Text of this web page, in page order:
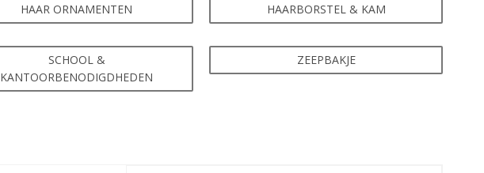
HAAR ORNAMENTEN HAARBORSTEL & KAM
SCHOOL &
KANTOORBENODIGDHEDEN
ZEEPBAKJE